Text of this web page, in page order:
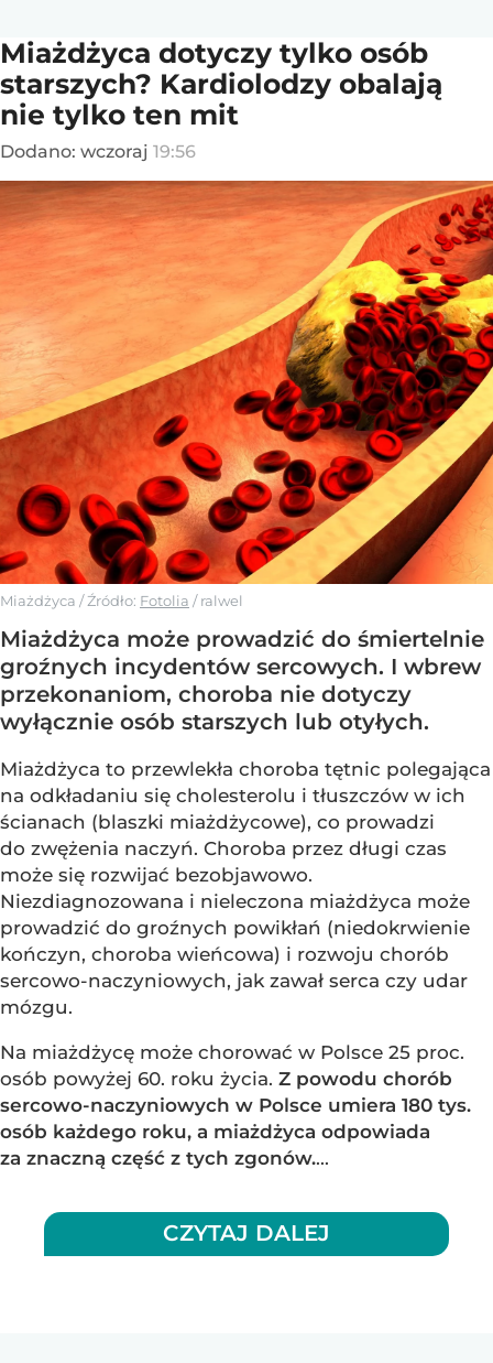
Miażdżyca dotyczy tylko osób
starszych? Kardiolodzy obalają
nie tylko ten mit
Dodano: wczoraj 19:56
Miażdżyca / Źródło: Fotolia /ralwel
Miażdżyca może prowadzić do śmiertelnie
groźnych incydentów sercowych. I wbrew
przekonaniom, choroba nie dotyczy
wyłącznie osób starszych lub otyłych.
Miażdżyca to przewlekła choroba tętnic polegająca
na odkładaniu się cholesterolu i tłuszczów w ich
ścianach (blaszki miażdżycowe), co prowadzi
do zwężenia naczyń. Choroba przez długi czas
może się rozwijać bezobjawowo.
Niezdiagnozowana i nieleczona miażdżyca może
prowadzić do groźnych powikłań (niedokrwienie
kończyn, choroba wieńcowa) i rozwoju chorób
sercowo-naczyniowych, jak zawał serca czy udar
mózgu.
Na miażdżycę może chorować w Polsce 25 proc.
osób powyżej 60. roku życia. Z powodu chorób
sercowo-naczyniowych w Polsce umiera 180 tys.
osób każdego roku, a miażdżyca odpowiada
za znaczną część z tych zgonów....
CZYTAJ DALEJ